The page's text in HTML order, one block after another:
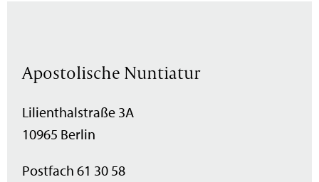
Apostolische Nuntiatur
Lilienthalstraße 3A
10965 Berlin
Postfach 61 30 58